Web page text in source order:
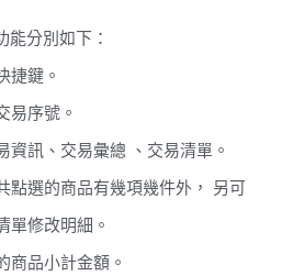
分別如下：
捷鍵。
易序號。
資訊、交易彙總 、交易清單。
點選的商品有幾項幾件外， 另可
單修改明細。
商品小計金額。